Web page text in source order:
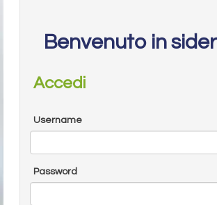
Benvenuto in
Accedi
Username
Password